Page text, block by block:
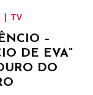
| TV
–
DE EVA”
DO